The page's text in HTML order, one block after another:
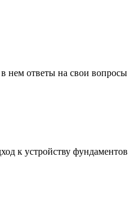
ответы на свои вопросы
к устройству фундаментов